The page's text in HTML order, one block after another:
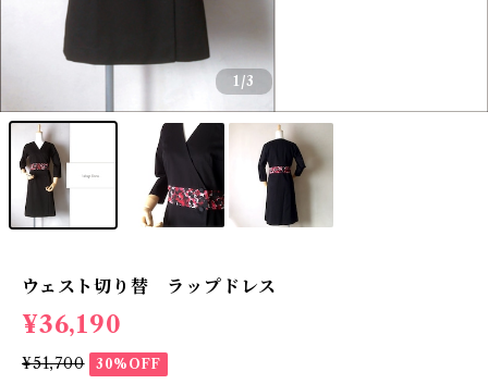
1/3
ウェスト切り替 ラップドレス
¥36,190
¥51,700
30%OFF